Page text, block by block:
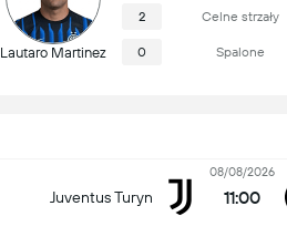
Juventus Turyn
08/08/2026
11:00
Lautaro Martinez
2 Celne strzały
0 Spalone